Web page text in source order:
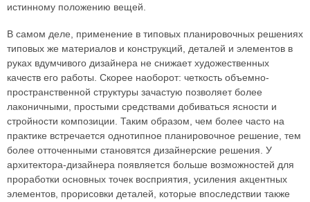
истинному положению вещей.
В самом деле, применение в типовых планировочных решениях
типовых же материалов и конструкций, деталей и элементов в
руках вдумчивого дизайнера не снижает художественных
качеств его работы. Скорее наоборот: четкость объемно-
пространственной структуры зачастую позволяет более
лаконичными, простыми средствами добиваться ясности и
стройности композиции. Таким образом, чем более часто на
практике встречается однотипное планировочное решение, тем
более отточенными становятся дизайнерские решения. У
архитектора-дизайнера появляется больше возможностей для
проработки основных точек восприятия, усиления акцентных
элементов, прорисовки деталей, которые впоследствии также